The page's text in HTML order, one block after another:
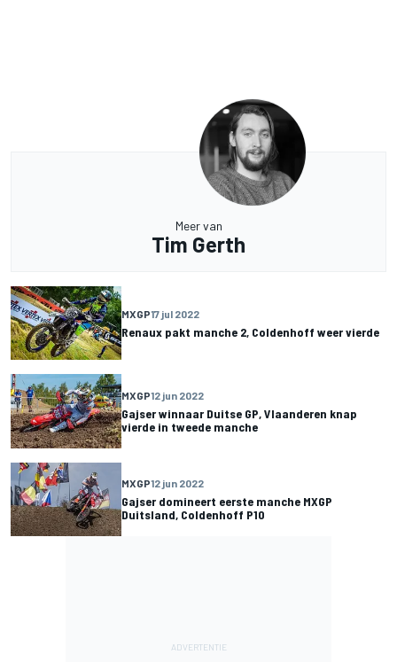
Meer van
Tim Gerth
MXGP17 jul 2022
Renaux pakt manche 2, Coldenhoff weer vierde
MXGP12 jun 2022
Gajser winnaar Duitse GP, Vlaanderen knap
vierde in tweede manche
MXGP12 jun 2022
Gajser domineert eerste manche MXGP
Duitsland, Coldenhoff P10